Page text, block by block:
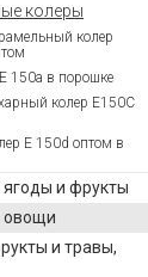
колеры
колер
150a в порошке
колер E150С
E 150d оптом в
и фрукты
овощи
и травы,